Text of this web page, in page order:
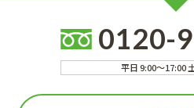
0120-
平日 9:00～17:00